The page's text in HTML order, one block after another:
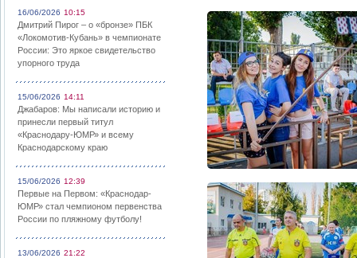
16/06/2026 10:15
Дмитрий Пирог – о «бронзе» ПБК
«Локомотив-Кубань» в чемпионате
России: Это яркое свидетельство
упорного труда
15/06/2026 14:11
Джабаров: Мы написали историю и
принесли первый титул
«Краснодару-ЮМР» и всему
Краснодарскому краю
15/06/2026 12:39
Первые на Первом: «Краснодар-
ЮМР» стал чемпионом первенства
России по пляжному футболу!
13/06/2026 21:22